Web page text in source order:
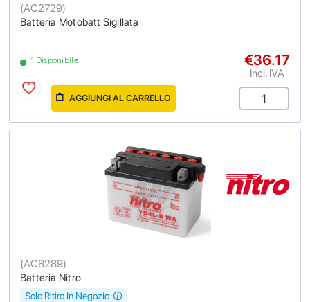
Batteria Motobatt Sigillata
(AC2729)
1 Disponibile €36.17
Incl. IVA
AGGIUNGI AL CARRELLO
Batteria Nitro
(AC8289)
Solo Ritiro In Negozio